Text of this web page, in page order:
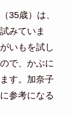
35歳）は、
みていま
いもを試し
で、かぶに
す。加奈子
参考になる